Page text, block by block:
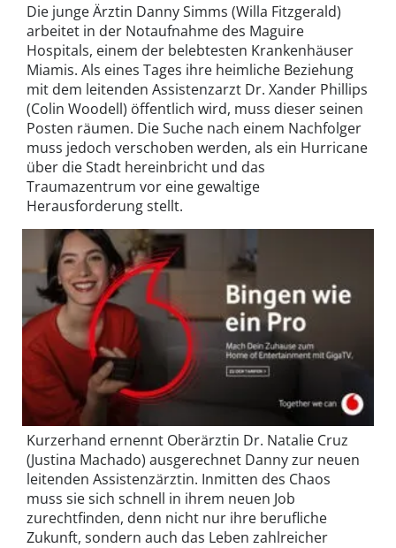
Die junge Ärztin Danny Simms (Willa Fitzgerald)
arbeitet in der Notaufnahme des Maguire
Hospitals, einem der belebtesten Krankenhäuser
Miamis. Als eines Tages ihre heimliche Beziehung
mit dem leitenden Assistenzarzt Dr. Xander Phillips
(Colin Woodell) öffentlich wird, muss dieser seinen
Posten räumen. Die Suche nach einem Nachfolger
muss jedoch verschoben werden, als ein Hurricane
über die Stadt hereinbricht und das
Traumazentrum vor eine gewaltige
Herausforderung stellt.
Kurzerhand ernennt Oberärztin Dr. Natalie Cruz
(Justina Machado) ausgerechnet Danny zur neuen
leitenden Assistenzärztin. Inmitten des Chaos
muss sie sich schnell in ihrem neuen Job
zurechtfinden, denn nicht nur ihre berufliche
Zukunft, sondern auch das Leben zahlreicher